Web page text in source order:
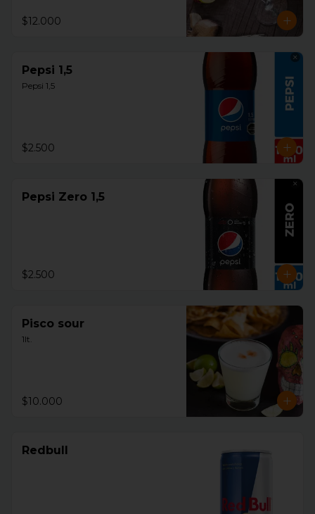
$12.000
Pepsi 1,5
Pepsi 1,5
$2.500
Pepsi Zero 1,5
$2.500
Pisco sour
1lt.
$10.000
Redbull